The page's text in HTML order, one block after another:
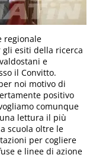
regionale
gli esiti della ricerca
e
il Convitto.
noi motivo di
positivo
comunque
lettura il più
scuola oltre le
per cogliere
e linee di azione